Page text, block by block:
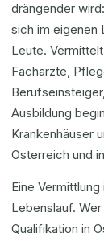
drängender
sich im eigenen
Leute.
Fachärzte,
Ausbildung
Krankenhäuser
Österreich und
Eine
Lebenslauf.
Qualifikation in